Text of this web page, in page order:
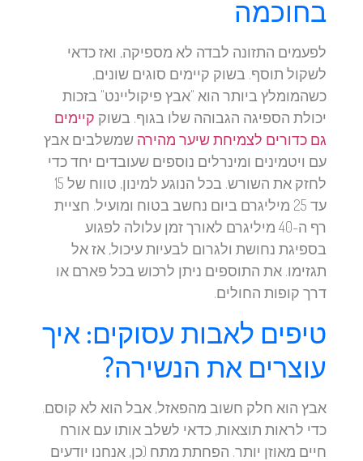
בחוכמה
לפעמים התזונה לבדה לא מספיקה, ואז כדאי
לשקול תוסף. בשוק קיימים סוגים שונים,
כשהמומלץ ביותר הוא "אבץ פיקוליינט" בזכות
יכולת הספיגה הגבוהה שלו בגוף. בשוקקיימים
גם כדורים לצמיחת שיער מהירהשמשלבים אבץ
עם ויטמינים ומינרלים נוספים שעובדים יחד כדי
לחזק את השורש. בכל הנוגע למינון, טווח של 15
עד 25 מיליגרם ביום נחשב בטוח ומועיל. חציית
רף ה-40 מיליגרם לאורך זמן עלולה לפגוע
בספיגת נחושת ולגרום לבעיות עיכול, אז אל
תגזימו. את התוספים ניתן לרכוש בכל פארם או
דרך קופות החולים.
טיפים לאבות עסוקים: איך
עוצרים את הנשירה?
אבץ הוא חלק חשוב מהפאזל, אבל הוא לא קוסם.
כדי לראות תוצאות, כדאי לשלב אותו עם אורח
חיים מאוזן יותר. הפחתת מתח (כן, אנחנו יודעים